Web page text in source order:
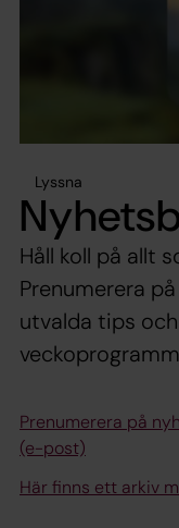
Lyssna
Håll koll på allt
Prenumerera
utvalda tips
Prenumerera på
(e-post)
Här finns ett arkiv